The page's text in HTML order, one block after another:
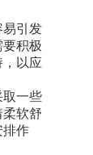
引发
积极
以应
一些
软舒
排作